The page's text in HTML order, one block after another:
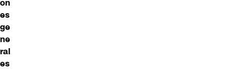
on
es
ge
ne
ral
es